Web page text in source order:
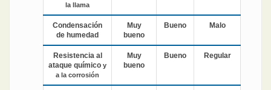
la llama
Condensación
de humedad
Muy
bueno
Bueno Malo
Resistencia al
ataque químico y
a la corrosión
Muy
bueno
Bueno Regular